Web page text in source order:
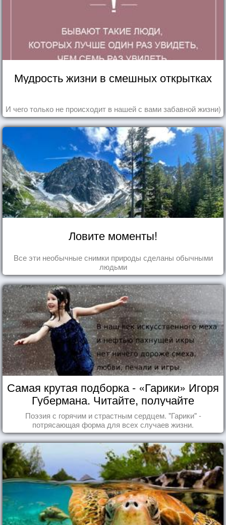
Мудрость жизни в смешных открытках
И чего только не происходит в нашей с вами забавной жизни)
Ловите моменты!
Все эти необычные снимки природы сделаны обычными
людьми
Самая крутая подборка - «Гарики» Игоря
Губермана. Читайте, получайте
удовольствие!
Поэзия с горячим и страстным сердцем. "Гарики" -
потрясающая форма для всех случаев жизни.